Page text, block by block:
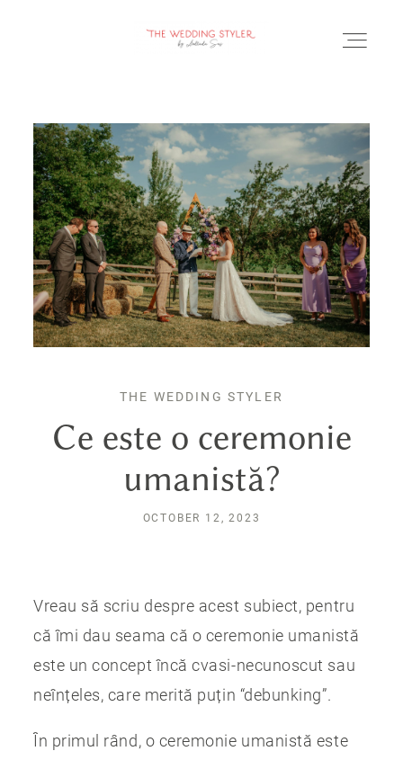
BLOG
SERVICII & FAQ
PORTOFOLIU
THE WEDDING STYLER
Ce este o ceremonie
umanistă?
OCTOBER 12, 2023
Vreau să scriu despre acest subiect, pentru
că îmi dau seama că o ceremonie umanistă
este un concept încă cvasi-necunoscut sau
neînțeles, care merită puțin “debunking”.
În primul rând, o ceremonie umanistă este